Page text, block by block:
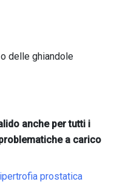
delle ghiandole
anche per tutti i
a carico
ipertrofia prostatica